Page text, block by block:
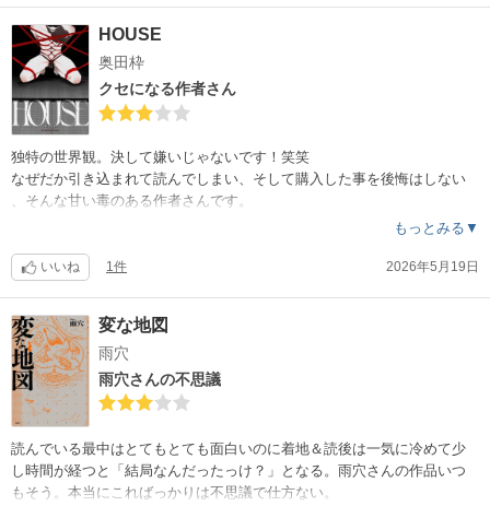
HOUSE
奥田枠
クセになる作者さん
独特の世界観。決して嫌いじゃないです！笑笑
なぜだか引き込まれて読んでしまい、そして購入した事を後悔はしない
、そんな甘い毒のある作者さんです。
もっとみる▼
いいね 1件 2026年5月19日
変な地図
雨穴
雨穴さんの不思議
読んでいる最中はとてもとても面白いのに着地＆読後は一気に冷めて少
し時間が経つと「結局なんだったっけ？」となる。雨穴さんの作品いつ
もそう。本当にこればっかりは不思議で仕方ない。